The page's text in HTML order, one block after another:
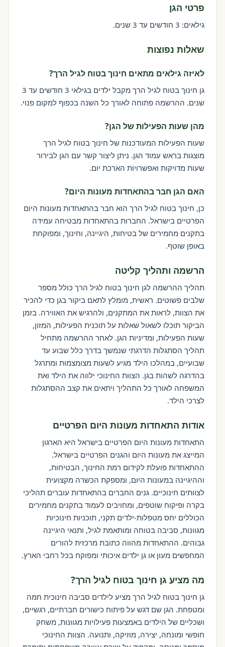
פרטי הגן
גילאים: 3 חודשים עד 3 שנים.
שאלות נפוצות
לאיזה גילאים מתאים חינוך בטוח לגיל הרך?
גן חינוך בטוח לגיל הרך מקבל ילדים בגילאי 3 חודשים עד 3
שנים. ההרשמה פתוחה לאורך כל השנה בכפוף למקום פנוי.
מהן שעות הפעילות של הגן?
שעות הפעילות המעודכנות של חינוך בטוח לגיל הרך
מוצגות בראש עמוד הגן. ניתן ליצור קשר עם הגן לבירור
שעות מדויקות ואפשרויות הארכת יום.
האם הגן חבר בהתאחדות מעונות היום?
כן, חינוך בטוח לגיל הרך הוא חבר בהתאחדות מעונות היום
הפרטיים בישראל. החברות בהתאחדות מבטיחה עמידה
בתקנים מחמירים של בטיחות, היגיינה, וחינוך, ומפוקחת
באופן שוטף.
הרשמה ותהליך קליטה
תהליך ההרשמה לגן חינוך בטוח לגיל הרך כולל מספר
שלבים פשוטים. ראשית, מומלץ לתאם ביקור בגן כדי להכיר
את הצוות, לראות את המתקנים, ולהרגיש את האווירה. בזמן
הביקור תוכלו לשאול שאלות על תוכנית הפעילות, המזון,
שעות הפעילות, ומדיניות הגן. לאחר ההרשמה מתחיל
תהליך הסתגלות הדרגתי שנמשך בדרך כלל שבוע עד
שבועיים, במהלכו הילד מגיע לשעות מצומצמות ומתרגל
בהדרגה לשהות בגן. הצוות החינוכי ילווה את הילד ואת
המשפחה לאורך כל התהליך ויתאים את קצב ההסתגלות
לצרכי הילד.
אודות התאחדות מעונות היום הפרטיים
התאחדות מעונות היום הפרטיים בישראל היא הארגון
המייצג את מעונות היום והגנים הפרטיים בישראל.
ההתאחדות פועלת לקידום רמת החינוך, הבטיחות,
וההיגיינה במעונות היום, ומספקת הכשרה מקצועית
לצוותים חינוכיים. גנים החברים בהתאחדות עוברים תהליכי
בקרה ופיקוח שוטפים, ומחויבים לעמוד בתקנים מחמירים
הכוללים יחס מטפלות-ילדים תקני, תוכניות חינוכיות
מגוונות, סביבה בטוחה ומותאמת לגיל, ותנאי היגיינה
גבוהים. ההתאחדות מהווה כתובת מרכזית להורים
המחפשים מעון או גן ילדים איכותי ומפוקח בכל רחבי הארץ.
מה מציע גן חינוך בטוח לגיל הרך?
גן חינוך בטוח לגיל הרך מציע לילדים סביבה חינוכית חמה
ומטפחת. הגן שם דגש על פיתוח כישורים חברתיים, רגשיים,
ושכליים של הילדים באמצעות פעילויות מגוונות, משחק
חופשי ומונחה, יצירה, מוזיקה, ותנועה. הצוות החינוכי